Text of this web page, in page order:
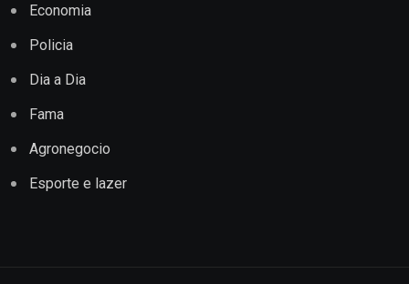
Economia
Policia
Dia a Dia
Fama
Agronegocio
Esporte e lazer